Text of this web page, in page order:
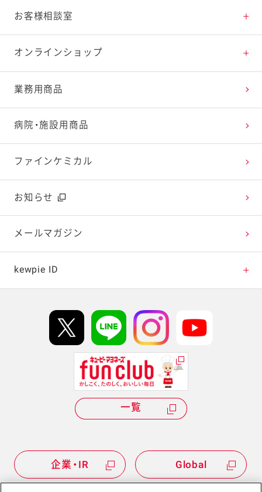
企業・IR Global
料理の基本
特集レシピ
レシピランキング
レシピ動画
今日のレシピギャラリー
新商品・リニューアル品一覧
販売終了商品一覧
体験・エンタメトップ
マヨテラス（見学施設）
オープンキッチン（工場見学）
深谷テラス ヤサイな仲間たちファーム
おたのしみコンテンツ
広告ギャラリー
テレビ・ラジオ
キャンペーン・イベント
お客様相談室
お客様相談室トップ
よくお寄せいただくご質問
お客様の声を活かしました
オンラインショップ
Qummy
キユーピーウエルネス
業務用商品
病院・施設用商品
ファインケミカル
お知らせ
メールマガジン
kewpie ID
Hi! kewpieについて
Qummyについて
一覧